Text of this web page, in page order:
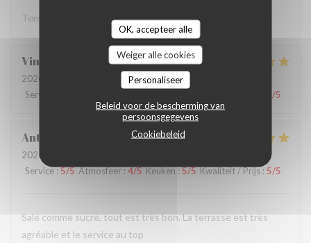
OK, accepteer alle
Weiger alle cookies
Personaliseer
Beleid voor de bescherming van
persoonsgegevens
Cookiebeleid
Terrasse agréable, service aimable et efficace
Vincent
2026-07-21
- 13:00 - Gasten 2
Service
/5
Anthony
2026-07-19
Service:5/5 Atmosfeer:4/5 Keuken:5/5 Kwaliteit / Prijs: 5/5
Salé comme sucré, tout est très bon. La terrasse est très
agréable et le service au top